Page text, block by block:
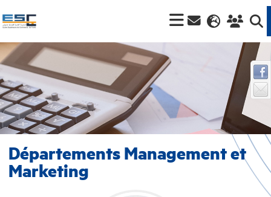
Départements Management et
Marketing